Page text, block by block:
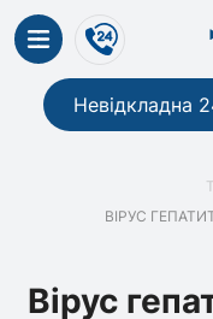
Невідкладна
ВІРУС
Вірус